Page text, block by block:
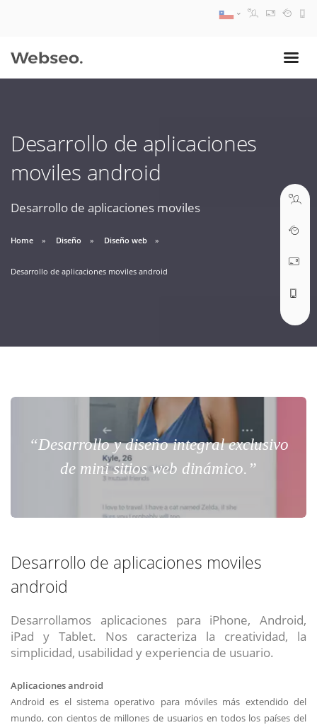
Desarrollo de aplicaciones
moviles android
Desarrollo de aplicaciones moviles
Home Diseño Diseño web
Desarrollo de aplicaciones moviles android
“Desarrollo y diseño integral exclusivo
de mini sitios web dinámico.”
Desarrollo de aplicaciones moviles
android
Desarrollamos aplicaciones para iPhone, Android,
iPad y Tablet. Nos caracteriza la creatividad, la
simplicidad, usabilidad y experiencia de usuario.
Aplicaciones android
Android es el sistema operativo para móviles más extendido del
mundo, con cientos de millones de usuarios en todos los países del
09:30 AM A 18:30 PM
soporte@webseo.cl